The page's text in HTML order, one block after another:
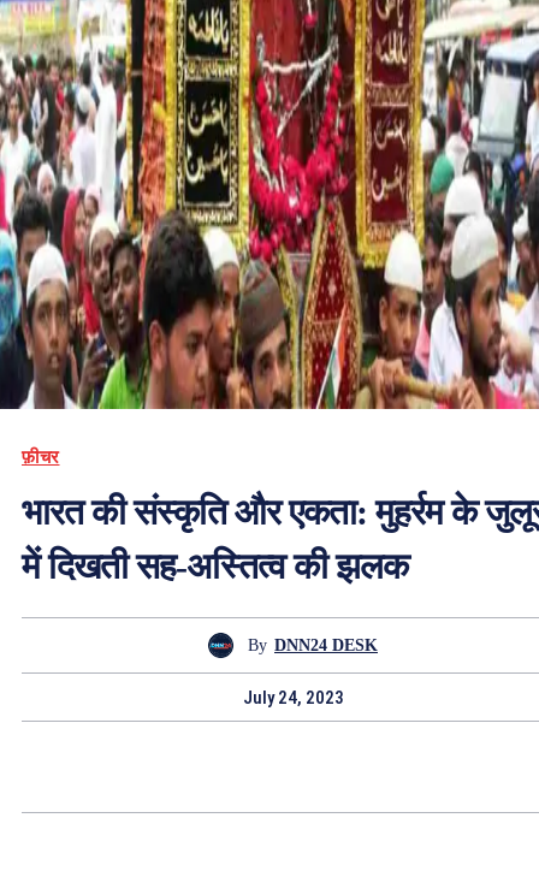
फ़ीचर
भारत की संस्कृति और एकता: मुहर्रम के
में दिखती सह-अस्तित्व की झलक
By DNN24 DESK
July 24, 2023